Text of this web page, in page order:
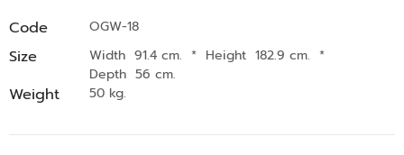
Code OGW-18
Size Width 91.4 cm. * Height 182.9 cm. *
Depth 56 cm.
Weight 50 kg.